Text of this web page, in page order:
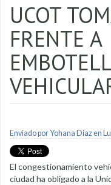
UCOT
FRENTE A
Enviado porYohana Diazen
El congestionamiento
ciudad ha obligado a la